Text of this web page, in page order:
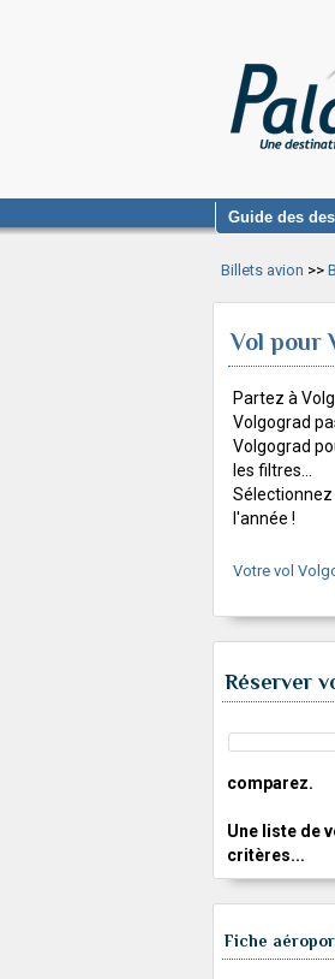
Guide des
Billets avion >>
Vol pour
Partez à
Volgograd
Volgograd
les filtres...
l'année !
Votre vol
Réserver
comparez.
Une liste de
critères...
Fiche